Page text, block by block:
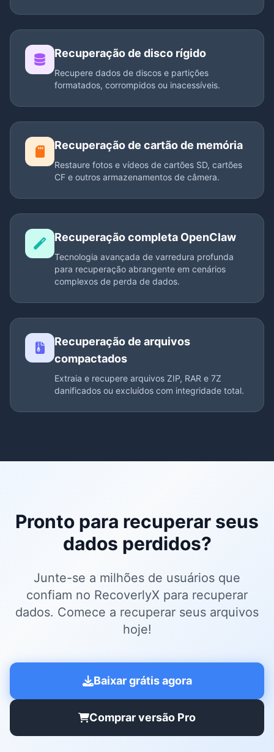
Recuperação de disco rígido
Recupere dados de discos e partições
formatados, corrompidos ou inacessíveis.
Recuperação de cartão de memória
Restaure fotos e vídeos de cartões SD, cartões
CF e outros armazenamentos de câmera.
Recuperação completa OpenClaw
Tecnologia avançada de varredura profunda
para recuperação abrangente em cenários
complexos de perda de dados.
Recuperação de arquivos
compactados
Extraia e recupere arquivos ZIP, RAR e 7Z
danificados ou excluídos com integridade total.
Pronto para recuperar seus
dados perdidos?
Junte-se a milhões de usuários que
confiam no RecoverlyX para recuperar
dados. Comece a recuperar seus arquivos
hoje!
Baixar grátis agora
Comprar versão Pro